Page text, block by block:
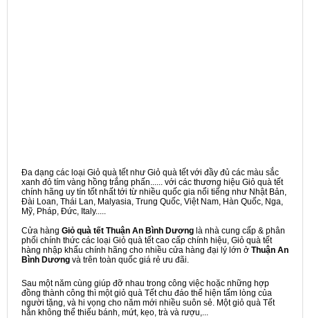
Đa dạng các loại Giỏ quà tết như Giỏ quà tết với đầy đủ các màu sắc
xanh đỏ tím vàng hồng trắng phấn...... với các thương hiệu Giỏ quà tết
chính hãng uy tín tốt nhất tới từ nhiều quốc gia nổi tiếng như Nhật Bản,
Đài Loan, Thái Lan, Malyasia, Trung Quốc, Việt Nam, Hàn Quốc, Nga,
Mỹ, Pháp, Đức, Italy.....
Cửa hàng Giỏ quà tết Thuận An Bình Dương là nhà cung cấp & phân
phối chính thức các loại Giỏ quà tết cao cấp chính hiệu, Giỏ quà tết
hàng nhập khẩu chính hãng cho nhiều cửa hàng đại lý lớn ở Thuận An
Bình Dương và trên toàn quốc giá rẻ ưu đãi.
Sau một năm cùng giúp đỡ nhau trong công việc hoặc những hợp
đồng thành công thì một giỏ quà Tết chu đáo thể hiện tấm lòng của
người tặng, và hi vọng cho năm mới nhiều suôn sẻ. Một giỏ quà Tết
hẳn không thể thiếu bánh, mứt, kẹo, trà và rượu,...